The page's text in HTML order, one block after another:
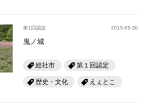
第1回認定 2015-05-30
鬼ノ城
総社市 第１回認定
歴史・文化 えぇとこ